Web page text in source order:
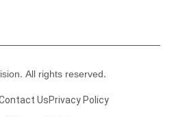
All rights reserved.
UsPrivacy Policy